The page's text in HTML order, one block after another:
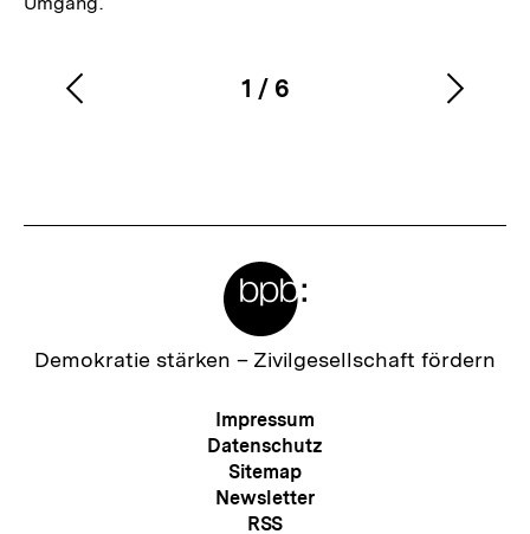
Karussellinhalt
1
von
/ 6
Vorherigen
Zur
Demokratie stärken – Zivilgesellschaft fördern
Meta-
Navigation
Impressum
Datenschutz
Sitemap
Newsletter
RSS